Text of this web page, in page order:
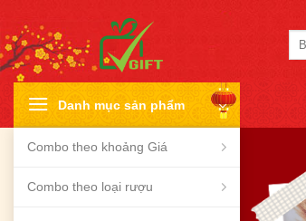
to
content
Tìm
Danh mục sản phẩm
Combo theo khoảng Giá
Combo theo loại rượu